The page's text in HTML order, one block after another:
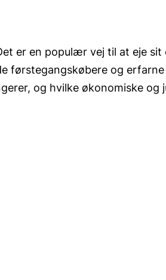
er en populær vej til at eje
og
og hvilke økonomiske og